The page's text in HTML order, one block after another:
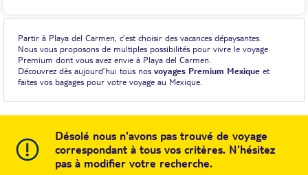
Partir à Playa del Carmen, c’est choisir des vacances dépaysantes.
Nous vous proposons de multiples possibilités pour vivre le voyage
Premium dont vous avez envie à Playa del Carmen.
Découvrez dès aujourd’hui tous nos voyages Premium Mexique et
faites vos bagages pour votre voyage au Mexique.
Désolé nous n'avons pas trouvé de voyage
correspondant à tous vos critères. N'hésitez
pas à modifier votre recherche.